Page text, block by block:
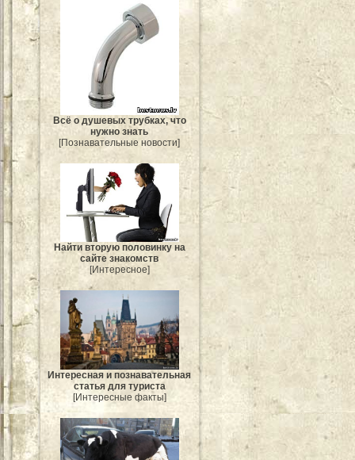
Всё о душевых трубках, что
нужно знать
[Познавательные новости]
Найти вторую половинку на
сайте знакомств
[Интересное]
Интересная и познавательная
статья для туриста
[Интересные факты]